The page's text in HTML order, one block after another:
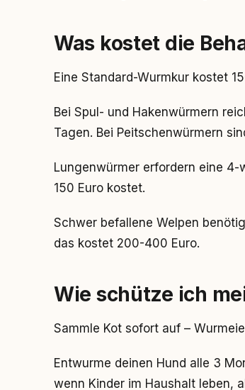
Was kostet die
Eine Standard-Wurmkur kostet
Bei Spul- und Hakenwürmern
Tagen. Bei Peitschenwürmern
Lungenwürmer erfordern eine
150 Euro kostet.
Schwer befallene Welpen
das kostet 200-400 Euro.
Wie schütze ich
Sammle Kot sofort auf –
Entwurme deinen Hund alle 3
wenn Kinder im Haushalt leben,